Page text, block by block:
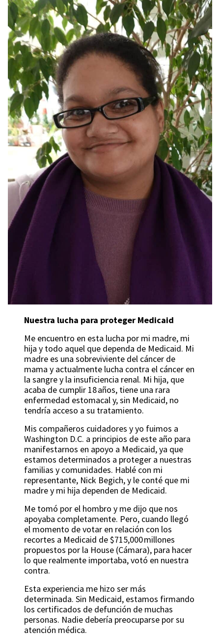
Nuestra lucha para proteger Medicaid
Me encuentro en esta lucha por mi madre, mi
hija y todo aquel que dependa de Medicaid. Mi
madre es una sobreviviente del cáncer de
mama y actualmente lucha contra el cáncer en
la sangre y la insuficiencia renal. Mi hija, que
acaba de cumplir 18 años, tiene una rara
enfermedad estomacal y, sin Medicaid, no
tendría acceso a su tratamiento.
Mis compañeros cuidadores y yo fuimos a
Washington D.C. a principios de este año para
manifestarnos en apoyo a Medicaid, ya que
estamos determinados a proteger a nuestras
familias y comunidades. Hablé con mi
representante, Nick Begich, y le conté que mi
madre y mi hija dependen de Medicaid.
Me tomó por el hombro y me dijo que nos
apoyaba completamente. Pero, cuando llegó
el momento de votar en relación con los
recortes a Medicaid de $715,000 millones
propuestos por la House (Cámara), para hacer
lo que realmente importaba, votó en nuestra
contra.
Esta experiencia me hizo ser más
determinada. Sin Medicaid, estamos firmando
los certificados de defunción de muchas
personas. Nadie debería preocuparse por su
atención médica.